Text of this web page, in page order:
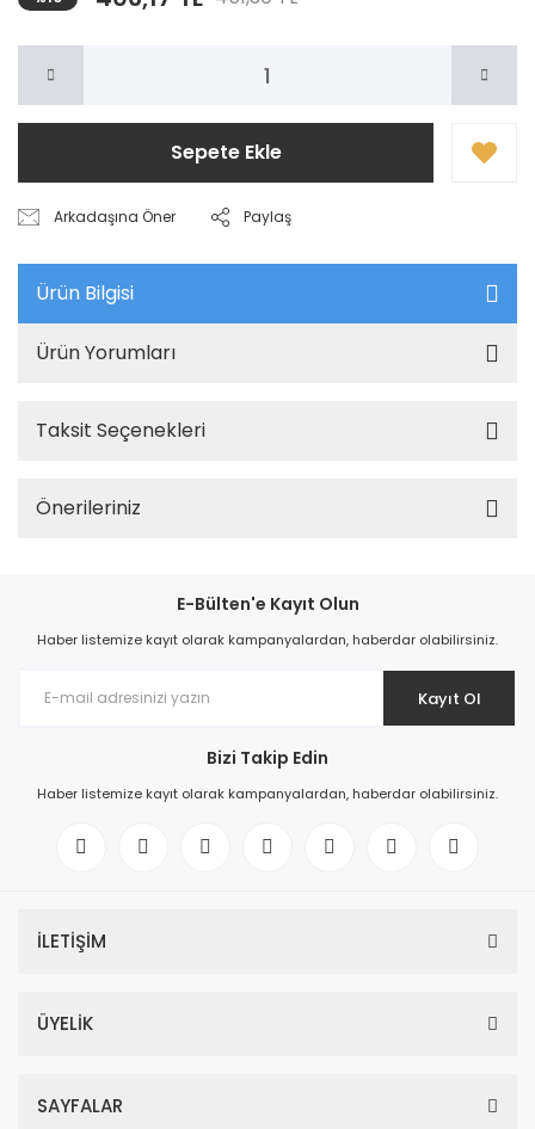
Sepete Ekle
Arkadaşına Öner Paylaş
Ürün Bilgisi
Ürün Yorumları
Taksit Seçenekleri
Önerileriniz
E-Bülten'e Kayıt Olun
Haber listemize kayıt olarak kampanyalardan, haberdar olabilirsiniz.
Kayıt Ol
Bizi Takip Edin
Haber listemize kayıt olarak kampanyalardan, haberdar olabilirsiniz.
İLETİŞİM
ÜYELİK
SAYFALAR